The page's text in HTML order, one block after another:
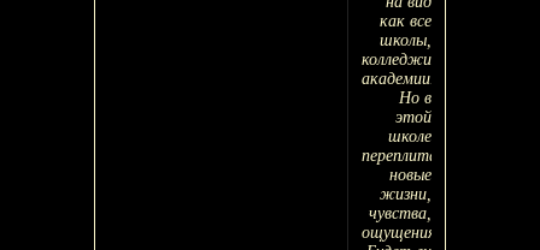
как все
школы,
колледжи,
академии...
Но в
этой
школе
переплитаются
новые
жизни,
чувства,
ощущения.